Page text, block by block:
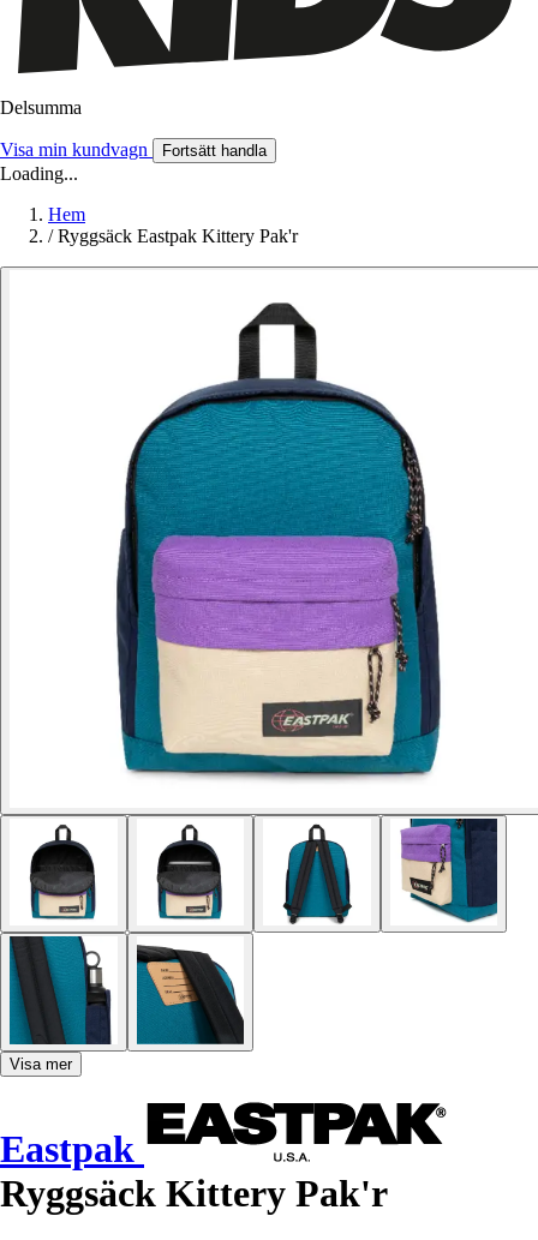
Delsumma
Visa min kundvagn Fortsätt handla
Loading...
Hem
/ Ryggsäck Eastpak Kittery Pak'r
Visa mer
Eastpak
Ryggsäck Kittery Pak'r